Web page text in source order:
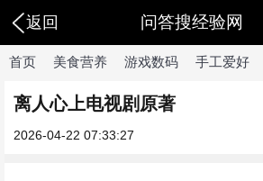
返回 问答搜经验网
首页 美食营养 游戏数码 手工爱好
离人心上电视剧原著
2026-04-22 07:33:27